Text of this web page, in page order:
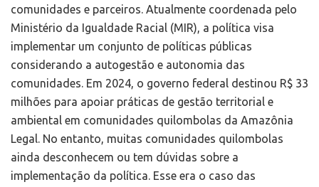
comunidades e parceiros. Atualmente coordenada pelo
Ministério da Igualdade Racial (MIR), a política visa
implementar um conjunto de políticas públicas
considerando a autogestão e autonomia das
comunidades. Em 2024, o governo federal destinou R$ 33
milhões para apoiar práticas de gestão territorial e
ambiental em comunidades quilombolas da Amazônia
Legal. No entanto, muitas comunidades quilombolas
ainda desconhecem ou tem dúvidas sobre a
implementação da política. Esse era o caso das